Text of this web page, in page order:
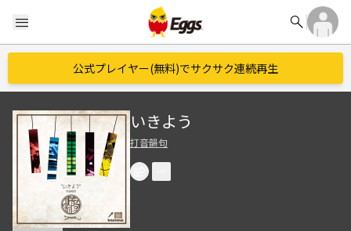
menu search
公式プレイヤー(無料)でサクサク連続再生
いきよう
打音韻句